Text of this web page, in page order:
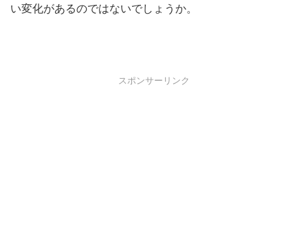
い変化があるのではないでしょうか。
スポンサーリンク